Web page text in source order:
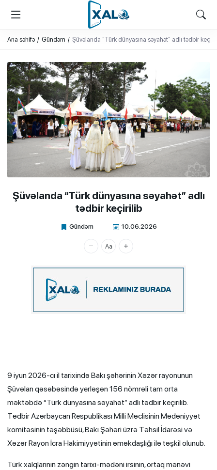
XALQ.ONLINE
ONLAYN PLATFORMA
Ana səhifə Gündəm Şüvəlanda “Türk dünyasına səyahət” adlı tədbir
Şüvəlanda “Türk dünyasına səyahət” adlı
tədbir keçirilib
Gündəm 10.06.2026
Xalq.Online
9 iyun 2026-cı il tarixində Bakı şəhərinin Xəzər rayonunun
Şüvəlan qəsəbəsində yerləşən 156 nömrəli tam orta
məktəbdə “Türk dünyasına səyahət” adlı tədbir keçirilib.
Tədbir Azərbaycan Respublikası Milli Məclisinin Mədəniyyət
komitəsinin təşəbbüsü, Bakı Şəhəri üzrə Təhsil İdarəsi və
Xəzər Rayon İcra Hakimiyyətinin əməkdaşlığı ilə təşkil olunub.
Türk xalqlarının zəngin tarixi-mədəni irsinin, ortaq mənəvi